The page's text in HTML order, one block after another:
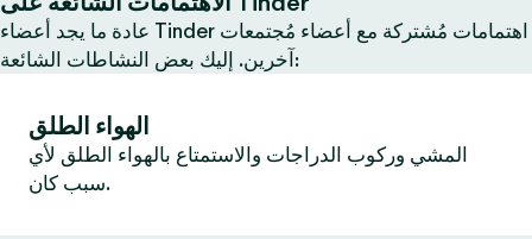
عادة ما يجد أعضاء Tinder اهتمامات مُشتركة مع أعضاء مُجتمعات
آخرين. إليك بعض النشاطات الشائعة:
الهواء الطلق
المشي وركوب الدراجات والاستمتاع بالهواء الطلق لأي
سبب كان.